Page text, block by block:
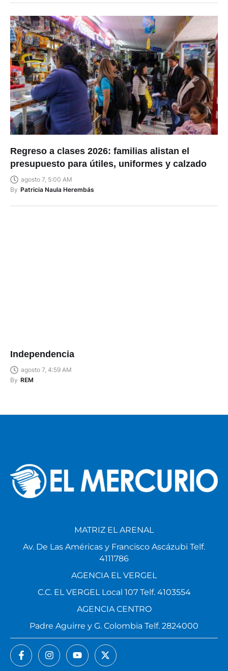
Regreso a clases 2026: familias alistan el
presupuesto para útiles, uniformes y calzado
agosto 7, 5:00 AM
By Patricia Naula Herembás
Independencia
agosto 7, 4:59 AM
By REM
MATRIZ EL ARENAL
Av. De Las Américas y Francisco Ascázubi Telf.
4111786
AGENCIA EL VERGEL
C.C. EL VERGEL Local 107 Telf. 4103554
AGENCIA CENTRO
Padre Aguirre y G. Colombia Telf. 2824000